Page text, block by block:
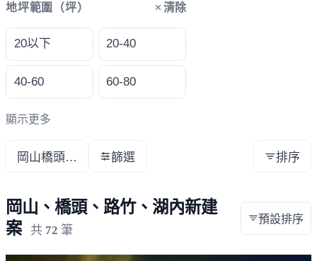
地坪範圍（坪） 清除
20以下 20-40
40-60 60-80
顯示更多
岡山橋頭路竹湖內篩選 排序
岡山、橋頭、路竹、湖內新建
案
共 72 筆
預設排序